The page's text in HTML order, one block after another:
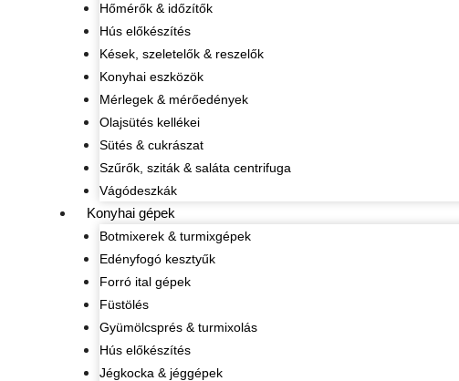
Hőmérők & időzítők
Hús előkészítés
Kések, szeletelők & reszelők
Konyhai eszközök
Mérlegek & mérőedények
Olajsütés kellékei
Sütés & cukrászat
Szűrők, sziták & saláta centrifuga
Vágódeszkák
Konyhai gépek
Botmixerek & turmixgépek
Edényfogó kesztyűk
Forró ital gépek
Füstölés
Gyümölcsprés & turmixolás
Hús előkészítés
Jégkocka & jéggépek